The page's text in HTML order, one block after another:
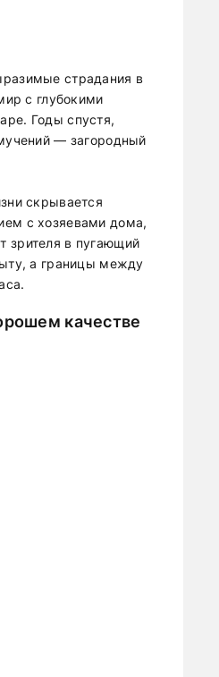
страдания в
с глубокими
Годы спустя,
— загородный
скрывается
с хозяевами дома,
зрителя в пугающий
а границы между
качестве